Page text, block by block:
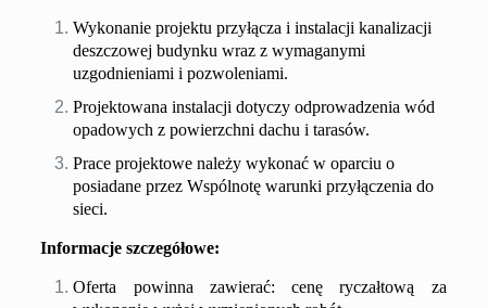
Wykonanie projektu przyłącza i instalacji kanalizacji
deszczowej budynku wraz z wymaganymi
uzgodnieniami i pozwoleniami.
Projektowana instalacji dotyczy odprowadzenia wód
opadowych z powierzchni dachu i tarasów.
Prace projektowe należy wykonać w oparciu o
posiadane przez Wspólnotę warunki przyłączenia do
sieci.
Informacje szczegółowe:
Oferta powinna zawierać: cenę ryczałtową za